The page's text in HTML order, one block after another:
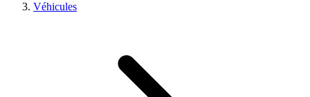
Véhicules